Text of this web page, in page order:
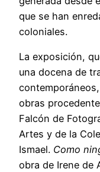
que se han
coloniales.
La exposición,
una docena de
obras
Falcón de
Artes y de la
Ismael. Como
obra de Irene de